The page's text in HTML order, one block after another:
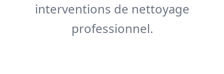
interventions de nettoyage
professionnel.